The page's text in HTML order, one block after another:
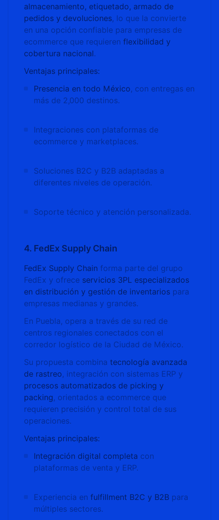
almacenamiento, etiquetado, armado de
pedidos y devoluciones, lo que la convierte
en una opción confiable para empresas de
ecommerce que requieren flexibilidad y
cobertura nacional.
Ventajas principales:
Presencia en todo México, con entregas en
más de 2,000 destinos.
Integraciones con plataformas de
ecommerce y marketplaces.
Soluciones B2C y B2B adaptadas a
diferentes niveles de operación.
Soporte técnico y atención personalizada.
4. FedEx Supply Chain
FedEx Supply Chain forma parte del grupo
FedEx y ofrece servicios 3PL especializados
en distribución y gestión de inventarios para
empresas medianas y grandes.
En Puebla, opera a través de su red de
centros regionales conectados con el
corredor logístico de la Ciudad de México.
Su propuesta combina tecnología avanzada
de rastreo, integración con sistemas ERP y
procesos automatizados de picking y
packing, orientados a ecommerce que
requieren precisión y control total de sus
operaciones.
Ventajas principales:
Integración digital completa con
plataformas de venta y ERP.
Experiencia en fulfillment B2C y B2B para
múltiples sectores.